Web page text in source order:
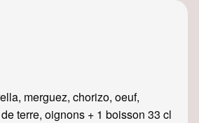
merguez, chorizo, oeuf,
terre, oignons + 1 boisson 33 cl